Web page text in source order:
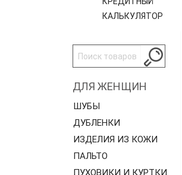
КАЛЬКУЛЯТОР
ДЛЯ ЖЕНЩИН
ШУБЫ
ДУБЛЕНКИ
ИЗДЕЛИЯ ИЗ КОЖИ
ПАЛЬТО
ПУХОВИКИ И КУРТКИ